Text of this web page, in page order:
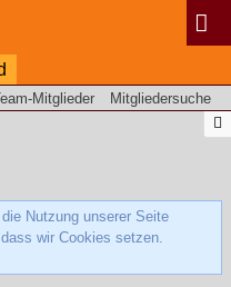
Mitglieder Mitgliedersuche
Nutzung unserer Seite
wir Cookies setzen.